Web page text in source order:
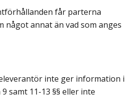
får parterna
något annat än vad som anges
inte ger information i
samt 11-13 §§ eller inte